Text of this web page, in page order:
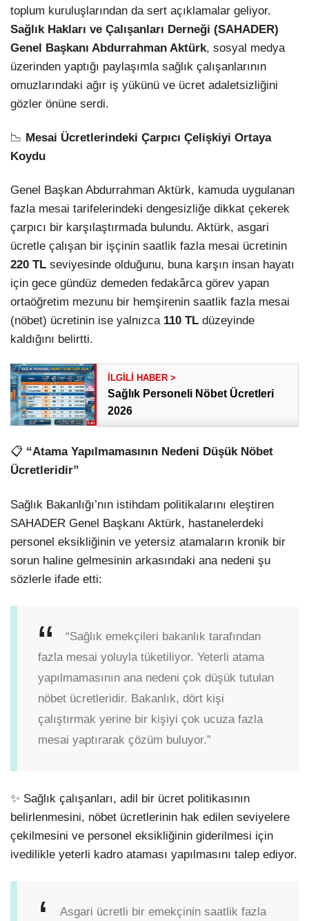
toplum kuruluşlarından da sert açıklamalar geliyor.
Sağlık Hakları ve Çalışanları Derneği (SAHADER)
Genel Başkanı Abdurrahman Aktürk, sosyal medya
üzerinden yaptığı paylaşımla sağlık çalışanlarının
omuzlarındaki ağır iş yükünü ve ücret adaletsizliğini
gözler önüne serdi.
📉 Mesai Ücretlerindeki Çarpıcı Çelişkiyi Ortaya
Koydu
Genel Başkan Abdurrahman Aktürk, kamuda uygulanan
fazla mesai tarifelerindeki dengesizliğe dikkat çekerek
çarpıcı bir karşılaştırmada bulundu. Aktürk, asgari
ücretle çalışan bir işçinin saatlik fazla mesai ücretinin
220 TL seviyesinde olduğunu, buna karşın insan hayatı
için gece gündüz demeden fedakârca görev yapan
ortaöğretim mezunu bir hemşirenin saatlik fazla mesai
(nöbet) ücretinin ise yalnızca 110 TL düzeyinde
kaldığını belirtti.
Sağlık Personeli Nöbet Ücretleri
2026
📋 “Atama Yapılmamasının Nedeni Düşük Nöbet
Ücretleridir”
Sağlık Bakanlığı’nın istihdam politikalarını eleştiren
SAHADER Genel Başkanı Aktürk, hastanelerdeki
personel eksikliğinin ve yetersiz atamaların kronik bir
sorun haline gelmesinin arkasındaki ana nedeni şu
sözlerle ifade etti:
“Sağlık emekçileri bakanlık tarafından
fazla mesai yoluyla tüketiliyor. Yeterli atama
yapılmamasının ana nedeni çok düşük tutulan
nöbet ücretleridir. Bakanlık, dört kişi
çalıştırmak yerine bir kişiyi çok ucuza fazla
mesai yaptırarak çözüm buluyor.”
✨ Sağlık çalışanları, adil bir ücret politikasının
belirlenmesini, nöbet ücretlerinin hak edilen seviyelere
çekilmesini ve personel eksikliğinin giderilmesi için
ivedilikle yeterli kadro ataması yapılmasını talep ediyor.
Asgari ücretli bir emekçinin saatlik fazla